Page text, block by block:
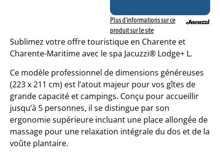
Plus d'informations sur ce
produit sur le site
Sublimez votre offre touristique en Charente et
Charente-Maritime avec le spa Jacuzzi® Lodge+ L.
Ce modèle professionnel de dimensions généreuses
(223 x 211 cm) est l’atout majeur pour vos gîtes de
grande capacité et campings. Conçu pour accueillir
jusqu’à 5 personnes, il se distingue par son
ergonomie supérieure incluant une place allongée de
massage pour une relaxation intégrale du dos et de la
voûte plantaire.